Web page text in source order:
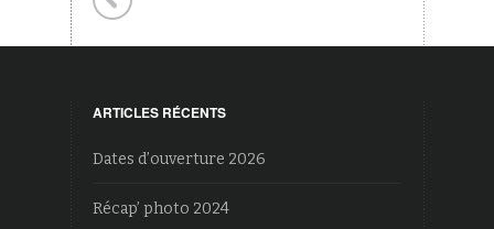
ARTICLES RÉCENTS
Dates d’ouverture 2026
Récap’ photo 2024